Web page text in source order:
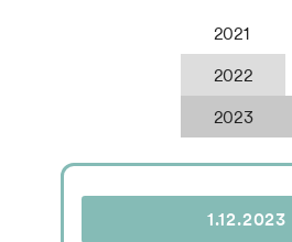
2021
2022
2023
1.12.2023